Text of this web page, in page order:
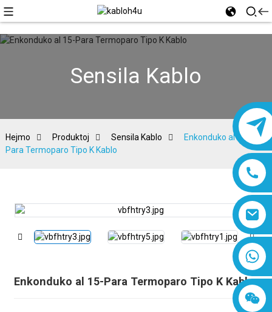
Sensila Kablo
Hejmo Produktoj Sensila Kablo
Enkonduko al 15-
Para Termoparo Tipo K Kablo
Enkonduko al 15-Para Termoparo Tipo K Kablo